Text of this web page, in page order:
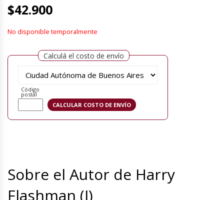
$42.900
No disponible temporalmente
Calculá el costo de envío
Código
postal
Sobre el Autor de Harry
Flashman (I)